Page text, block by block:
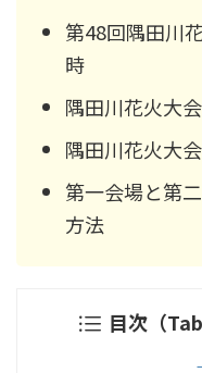
第48回隅田川
時
隅田川花火大
隅田川花火大
第一会場と第
方法
目次（